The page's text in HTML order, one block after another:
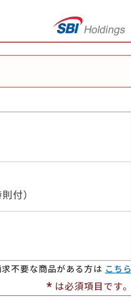
付）
不要な商品がある方は こちら
* は必須項目です。